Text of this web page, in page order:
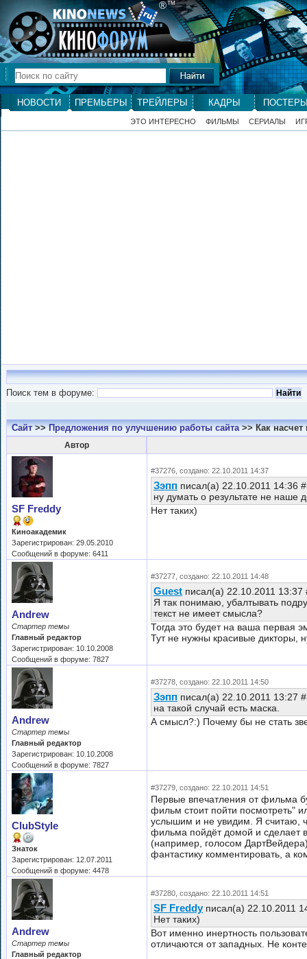
®ТМ
НОВОСТИ ПРЕМЬЕРЫ ТРЕЙЛЕРЫ КАДРЫ
ЭТО ИНТЕРЕСНО ФИЛЬМЫ СЕРИАЛЫ
Поиск тем в форуме:
Сайт>>Предложения по улучшению работы сайта>> Как насчет
Автор
SF Freddy
Киноакадемик
Зарегистрирован: 29.05.2010
Сообщений в форуме: 6411
#37276, создано: 22.10.2011 14:37
Зэпп писал(а) 22.10.2011 14:36
ну думать о результате не наше
Нет таких)
Andrew
Стартер темы
Главный редактор
Зарегистрирован: 10.10.2008
Сообщений в форуме: 7827
#37277, создано: 22.10.2011 14:48
Guest писал(а) 22.10.2011 13:37
Я так понимаю, убалтывать
текст не имеет смысла?
Тогда это будет на ваша первая
Тут не нужны красивые дикторы,
Andrew
Стартер темы
Главный редактор
Зарегистрирован: 10.10.2008
Сообщений в форуме: 7827
#37278, создано: 22.10.2011 14:50
Зэпп писал(а) 22.10.2011 13:27
на такой случай есть маска.
А смысл?:) Почему бы не стать
ClubStyle
Знаток
Зарегистрирован: 12.07.2011
Сообщений в форуме: 4478
#37279, создано: 22.10.2011 14:51
Первые впечатления от фильма
фильм стоит пойти посмотреть"
услышим и не увидим. Я считаю,
фильма пойдёт домой и сделает
(например, голосом
фантастику комментировать, а
Andrew
Стартер темы
Главный редактор
#37280, создано: 22.10.2011 14:51
SF Freddy писал(а) 22.10.2011
Нет таких)
Вот именно инертность
отличаются от западных. Не